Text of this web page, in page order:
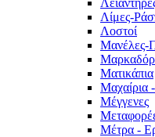
Λίμες-
Λοστοί
Μανέλες-
Ματικάπια
Μαχαίρια
Μέγγενες
Μέτρα -